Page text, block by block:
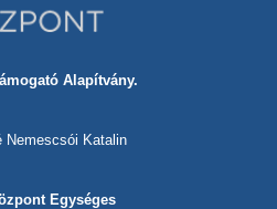
Alapítvány.
Nemescsói Katalin
Egységes